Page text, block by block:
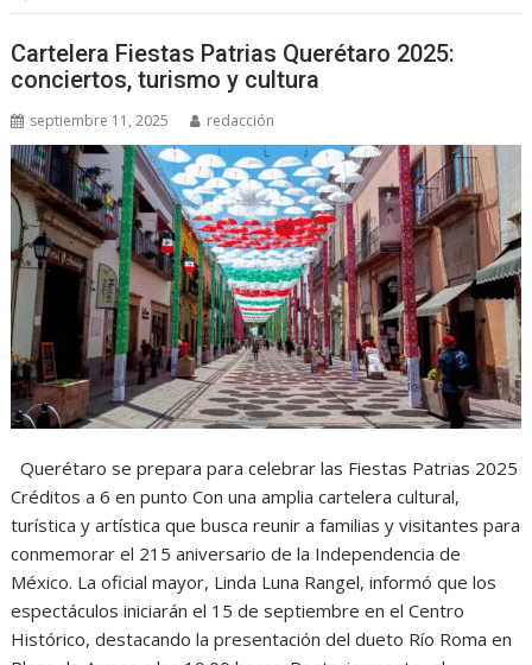
Cartelera Fiestas Patrias Querétaro 2025:
conciertos, turismo y cultura
septiembre 11, 2025 redacción
Querétaro se prepara para celebrar las Fiestas Patrias 2025
Créditos a 6 en punto Con una amplia cartelera cultural,
turística y artística que busca reunir a familias y visitantes para
conmemorar el 215 aniversario de la Independencia de
México. La oficial mayor, Linda Luna Rangel, informó que los
espectáculos iniciarán el 15 de septiembre en el Centro
Histórico, destacando la presentación del dueto Río Roma en